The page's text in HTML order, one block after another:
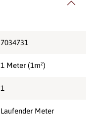
7034731
1 Meter (1m²)
1
Laufender Meter